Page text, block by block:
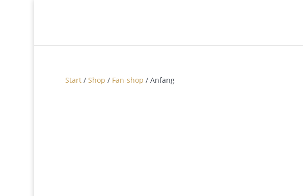
Start/ Shop / Fan-shop / Anfang